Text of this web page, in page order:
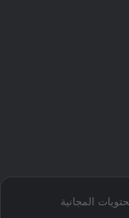
المجانية